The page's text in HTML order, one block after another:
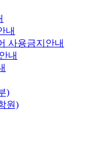
내
사용금지안내
내
)
원)